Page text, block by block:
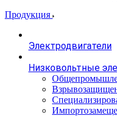
Продукция
Электродвигатели
Низковольтные